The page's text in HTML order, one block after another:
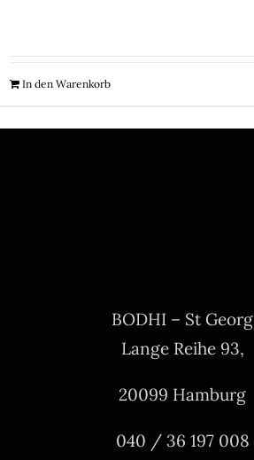
In den Warenkorb
BODHI – St Georg
Lange Reihe 93,
20099 Hamburg
040 / 36 197 008